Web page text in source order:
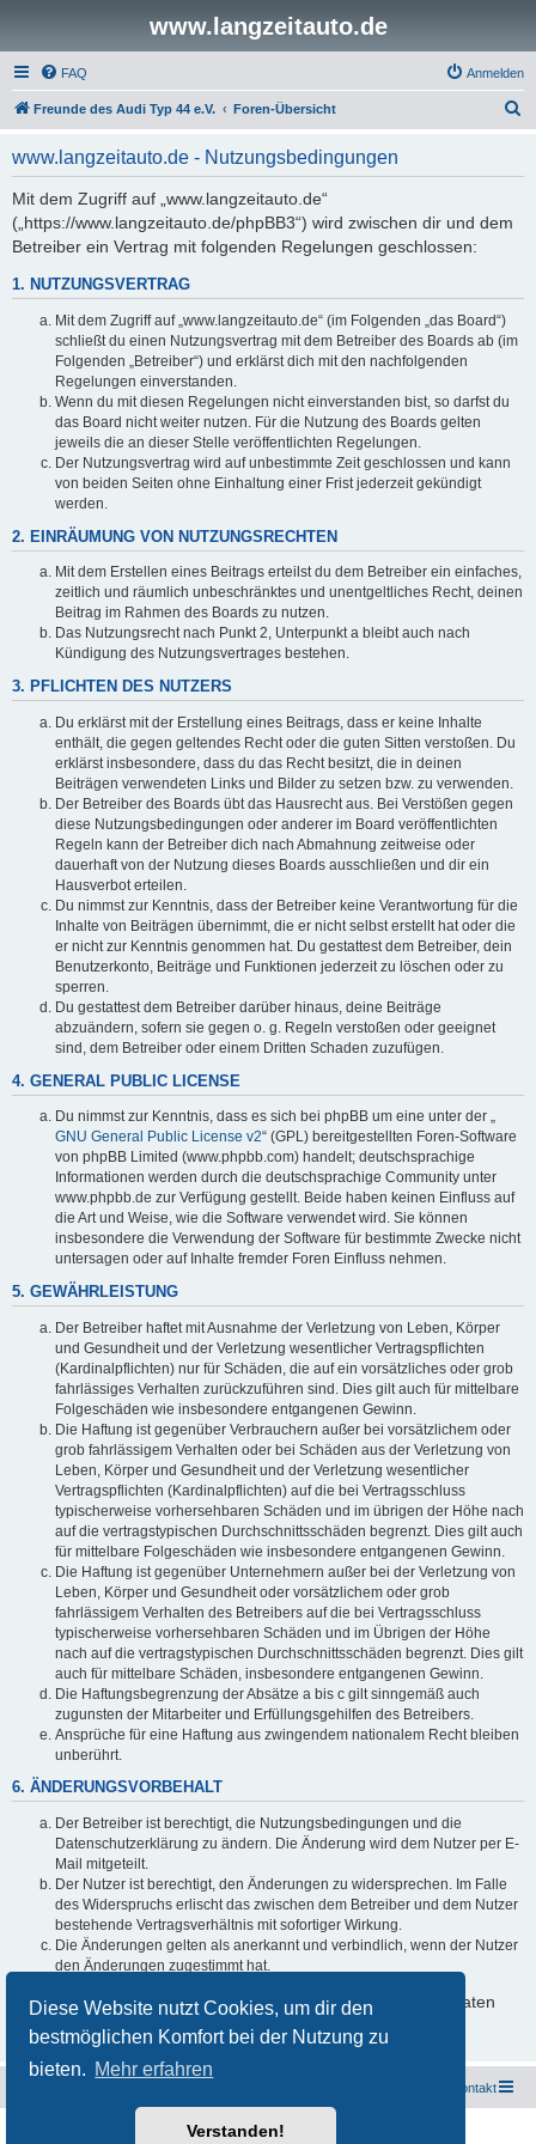
Diese Website nutzt Cookies, um dir den
bestmöglichen Komfort bei der Nutzung zu
bieten. Mehr erfahren
Verstanden!
www.langzeitauto.de
FAQ Anmelden
Freunde des Audi Typ 44 e.V. Foren-Übersicht
www.langzeitauto.de - Nutzungsbedingungen
Mit dem Zugriff auf „www.langzeitauto.de“
(„https://www.langzeitauto.de/phpBB3“) wird zwischen dir und dem
Betreiber ein Vertrag mit folgenden Regelungen geschlossen:
1. NUTZUNGSVERTRAG
Mit dem Zugriff auf „www.langzeitauto.de“ (im Folgenden „das Board“)
schließt du einen Nutzungsvertrag mit dem Betreiber des Boards ab (im
Folgenden „Betreiber“) und erklärst dich mit den nachfolgenden
Regelungen einverstanden.
Wenn du mit diesen Regelungen nicht einverstanden bist, so darfst du
das Board nicht weiter nutzen. Für die Nutzung des Boards gelten
jeweils die an dieser Stelle veröffentlichten Regelungen.
Der Nutzungsvertrag wird auf unbestimmte Zeit geschlossen und kann
von beiden Seiten ohne Einhaltung einer Frist jederzeit gekündigt
werden.
2. EINRÄUMUNG VON NUTZUNGSRECHTEN
Mit dem Erstellen eines Beitrags erteilst du dem Betreiber ein einfaches,
zeitlich und räumlich unbeschränktes und unentgeltliches Recht, deinen
Beitrag im Rahmen des Boards zu nutzen.
Das Nutzungsrecht nach Punkt 2, Unterpunkt a bleibt auch nach
Kündigung des Nutzungsvertrages bestehen.
3. PFLICHTEN DES NUTZERS
Du erklärst mit der Erstellung eines Beitrags, dass er keine Inhalte
enthält, die gegen geltendes Recht oder die guten Sitten verstoßen. Du
erklärst insbesondere, dass du das Recht besitzt, die in deinen
Beiträgen verwendeten Links und Bilder zu setzen bzw. zu verwenden.
Der Betreiber des Boards übt das Hausrecht aus. Bei Verstößen gegen
diese Nutzungsbedingungen oder anderer im Board veröffentlichten
Regeln kann der Betreiber dich nach Abmahnung zeitweise oder
dauerhaft von der Nutzung dieses Boards ausschließen und dir ein
Hausverbot erteilen.
Du nimmst zur Kenntnis, dass der Betreiber keine Verantwortung für die
Inhalte von Beiträgen übernimmt, die er nicht selbst erstellt hat oder die
er nicht zur Kenntnis genommen hat. Du gestattest dem Betreiber, dein
Benutzerkonto, Beiträge und Funktionen jederzeit zu löschen oder zu
sperren.
Du gestattest dem Betreiber darüber hinaus, deine Beiträge
abzuändern, sofern sie gegen o. g. Regeln verstoßen oder geeignet
sind, dem Betreiber oder einem Dritten Schaden zuzufügen.
4. GENERAL PUBLIC LICENSE
Du nimmst zur Kenntnis, dass es sich bei phpBB um eine unter der „
GNU General Public License v2“ (GPL) bereitgestellten Foren-Software
von phpBB Limited (www.phpbb.com) handelt; deutschsprachige
Informationen werden durch die deutschsprachige Community unter
www.phpbb.de zur Verfügung gestellt. Beide haben keinen Einfluss auf
die Art und Weise, wie die Software verwendet wird. Sie können
insbesondere die Verwendung der Software für bestimmte Zwecke nicht
untersagen oder auf Inhalte fremder Foren Einfluss nehmen.
5. GEWÄHRLEISTUNG
Der Betreiber haftet mit Ausnahme der Verletzung von Leben, Körper
und Gesundheit und der Verletzung wesentlicher Vertragspflichten
(Kardinalpflichten) nur für Schäden, die auf ein vorsätzliches oder grob
fahrlässiges Verhalten zurückzuführen sind. Dies gilt auch für mittelbare
Folgeschäden wie insbesondere entgangenen Gewinn.
Die Haftung ist gegenüber Verbrauchern außer bei vorsätzlichem oder
grob fahrlässigem Verhalten oder bei Schäden aus der Verletzung von
Leben, Körper und Gesundheit und der Verletzung wesentlicher
Vertragspflichten (Kardinalpflichten) auf die bei Vertragsschluss
typischerweise vorhersehbaren Schäden und im übrigen der Höhe nach
auf die vertragstypischen Durchschnittsschäden begrenzt. Dies gilt auch
für mittelbare Folgeschäden wie insbesondere entgangenen Gewinn.
Die Haftung ist gegenüber Unternehmern außer bei der Verletzung von
Leben, Körper und Gesundheit oder vorsätzlichem oder grob
fahrlässigem Verhalten des Betreibers auf die bei Vertragsschluss
typischerweise vorhersehbaren Schäden und im Übrigen der Höhe
nach auf die vertragstypischen Durchschnittsschäden begrenzt. Dies gilt
auch für mittelbare Schäden, insbesondere entgangenen Gewinn.
Die Haftungsbegrenzung der Absätze a bis c gilt sinngemäß auch
zugunsten der Mitarbeiter und Erfüllungsgehilfen des Betreibers.
Ansprüche für eine Haftung aus zwingendem nationalem Recht bleiben
unberührt.
6. ÄNDERUNGSVORBEHALT
Der Betreiber ist berechtigt, die Nutzungsbedingungen und die
Datenschutzerklärung zu ändern. Die Änderung wird dem Nutzer per E-
Mail mitgeteilt.
Der Nutzer ist berechtigt, den Änderungen zu widersprechen. Im Falle
des Widerspruchs erlischt das zwischen dem Betreiber und dem Nutzer
bestehende Vertragsverhältnis mit sofortiger Wirkung.
Die Änderungen gelten als anerkannt und verbindlich, wenn der Nutzer
den Änderungen zugestimmt hat.
Informationen über den Umgang mit deinen persönlichen Daten
sind in der Datenschutzerklärung enthalten.
Kontakt
phpBB® Forum Software © phpBB Limited